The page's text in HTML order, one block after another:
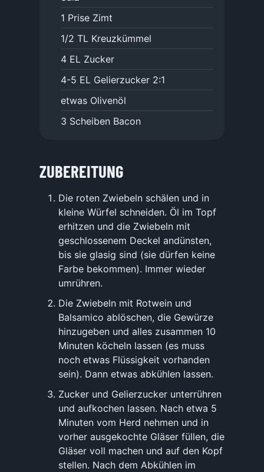
1 Prise Zimt
1/2 TL Kreuzkümmel
4 EL Zucker
4-5 EL Gelierzucker 2:1
etwas Olivenöl
3 Scheiben Bacon
ZUBEREITUNG
Die roten Zwiebeln schälen und in
kleine Würfel schneiden. Öl im Topf
erhitzen und die Zwiebeln mit
geschlossenem Deckel andünsten,
bis sie glasig sind (sie dürfen keine
Farbe bekommen). Immer wieder
umrühren.
Die Zwiebeln mit Rotwein und
Balsamico ablöschen, die Gewürze
hinzugeben und alles zusammen 10
Minuten köcheln lassen (es muss
noch etwas Flüssigkeit vorhanden
sein). Dann etwas abkühlen lassen.
Zucker und Gelierzucker unterrühren
und aufkochen lassen. Nach etwa 5
Minuten vom Herd nehmen und in
vorher ausgekochte Gläser füllen, die
Gläser voll machen und auf den Kopf
stellen. Nach dem Abkühlen im